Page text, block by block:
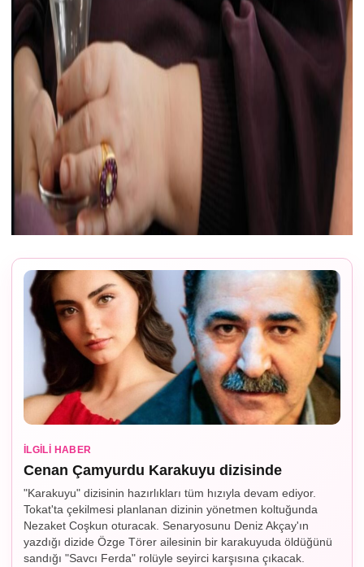
İLGILI HABER
Cenan Çamyurdu Karakuyu dizisinde
"Karakuyu" dizisinin hazırlıkları tüm hızıyla devam ediyor.
Tokat'ta çekilmesi planlanan dizinin yönetmen koltuğunda
Nezaket Coşkun oturacak. Senaryosunu Deniz Akçay'ın
yazdığı dizide Özge Törer ailesinin bir karakuyuda öldüğünü
sandığı "Savcı Ferda" rolüyle seyirci karşısına çıkacak.